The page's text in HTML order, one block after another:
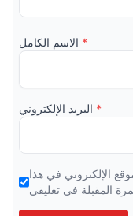
*
*
الإلكتروني في هذا